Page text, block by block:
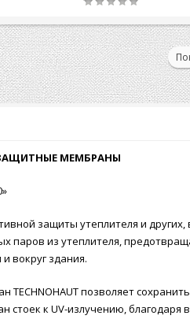
МЕМБРАНЫ
защиты утеплителя и
паров из утеплителя,
вокруг здания.
позволяет
к UV-излучению,